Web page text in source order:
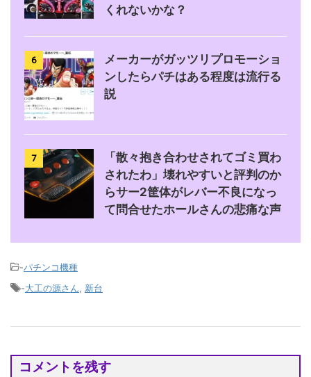
くれないかな？
6
メーカーがガッツリプロモーショ
ンしたらパチはある程度は流行る
説
7
「散々抱き合わせされてゴミ買わ
されたわ」壊れやすいと評判のか
らサー2筐体がレバー不良になっ
て問合せたホールさんの悲痛な声
-パチンコ機種
-大工の源さん 新台
コメントを残す